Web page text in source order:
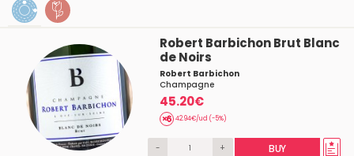
Robert Barbichon Brut Blanc
de Noirs
Robert Barbichon
Champagne
45.20€
42.94€/ud (-5%)
- + BUY